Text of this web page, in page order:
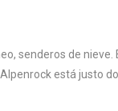
senderos de
está justo